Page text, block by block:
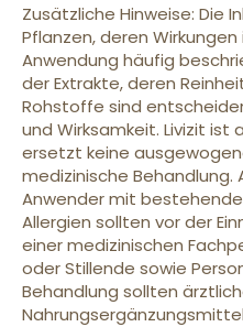
Zusätzliche Hinweise: Die
Pflanzen, deren
Anwendung häufig
der Extrakte, deren
Rohstoffe sind
und Wirksamkeit. Livizit ist
ersetzt keine
medizinische Behandlung.
Anwender mit
Allergien sollten vor der
einer medizinischen
oder Stillende sowie
Behandlung sollten